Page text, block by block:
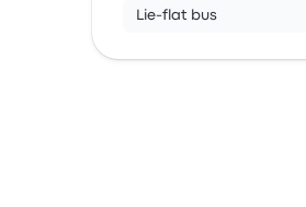
Lie-flat bus